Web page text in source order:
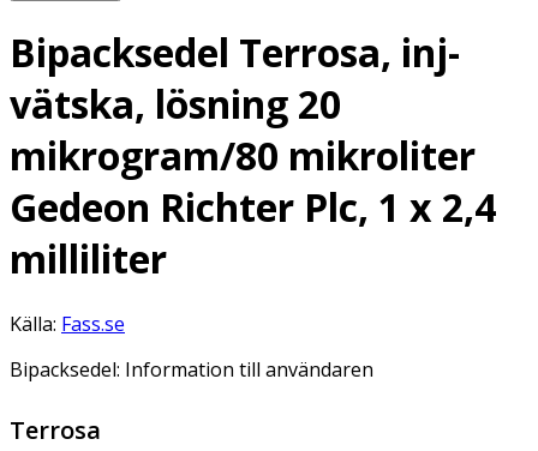
Bipacksedel Terrosa, inj-
vätska, lösning 20
mikrogram/80 mikroliter
Gedeon Richter Plc, 1 x 2,4
milliliter
Källa: Fass.se
Bipacksedel: Information till användaren
Terrosa